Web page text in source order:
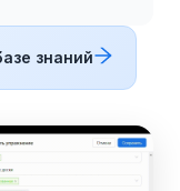
знаний